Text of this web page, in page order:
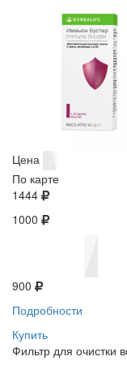
Цена
По карте
1444
1000
900
Подробности
Купить
Фильтр для очистки